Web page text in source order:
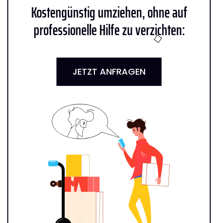
Kostengünstig umziehen, ohne auf
professionelle Hilfe zu verzichten:
JETZT ANFRAGEN